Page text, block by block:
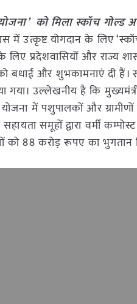
को मिला स्कॉच गोल्ड
उत्कृष्ट योगदान के लिए
लिए प्रदेशवासियों और
बधाई और शुभकामनाएं दी हैं।
गया। उल्लेखनीय है कि
में पशुपालकों और
समूहों द्वारा वर्मी
को 88 करोड़ रूपए का भुगतान